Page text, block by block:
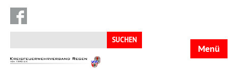
Suchen
nach:
KFV
Menü